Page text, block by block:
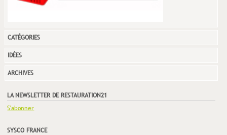
CATÉGORIES
IDÉES
ARCHIVES
LA NEWSLETTER DE RESTAURATION21
S'abonner
SYSCO FRANCE